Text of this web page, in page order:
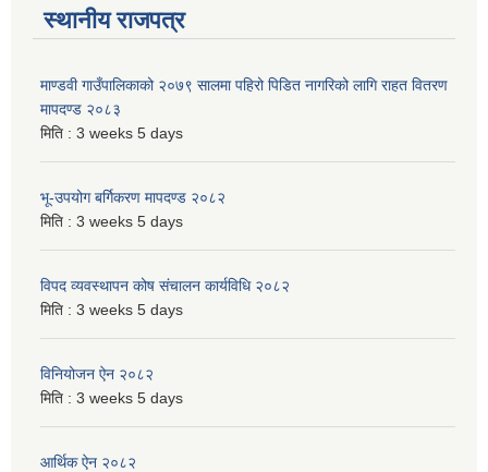
स्थानीय राजपत्र
माण्डवी गाउँपालिकाको २०७९ सालमा पहिरो पिडित नागरिको लागि राहत वितरण
मापदण्ड २०८३
मिति : 3 weeks 5 days
भू-उपयोग बर्गिकरण मापदण्ड २०८२
मिति : 3 weeks 5 days
विपद व्यवस्थापन कोष संचालन कार्यविधि २०८२
मिति : 3 weeks 5 days
विनियोजन ऐन २०८२
मिति : 3 weeks 5 days
आर्थिक ऐन २०८२